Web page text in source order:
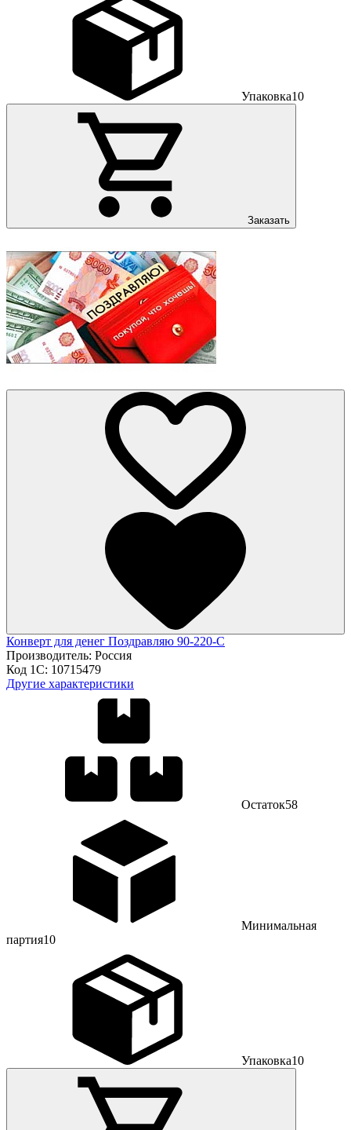
Упаковка10
Заказать
Конверт для денег Поздравляю 90-220-С
Производитель: Россия
Код 1С: 10715479
Другие характеристики
Остаток58
Минимальная
партия10
Упаковка10